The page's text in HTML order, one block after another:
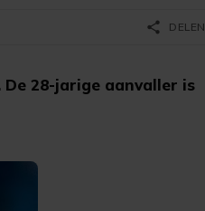
De 28-jarige aanvaller is
share DELEN